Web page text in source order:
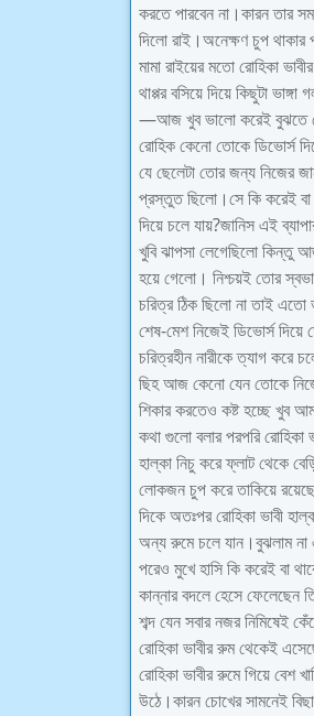
করতে পারবেন না।কারন তার
দিলো রাই।অনেক্ষণ চুপ থাকার
মামা রাইয়ের মতো রোহিকা
থাপ্পর বসিয়ে দিয়ে কিছুটা ভাঙ্গা
—আজ খুব ভালো করেই বুঝতে
রোহিক কেনো তোকে ডিভোর্স
যে ছেলেটা তোর জন্য নিজের
প্রস্তুত ছিলো।সে কি করেই
দিয়ে চলে যায়?জানিস এই
খুবি ঝাপসা লেগেছিলো কিন্তু
হয়ে গেলো। নিশ্চয়ই তোর
চরিত্র ঠিক ছিলো না তাই এতো
শেষ-মেশ নিজেই ডিভোর্স
চরিত্রহীন নারীকে ত্যাগ করে
ছিহ আজ কেনো যেন তোকে
শিকার করতেও কষ্ট হচ্ছে খুব
কথা গুলো বলার পরপরি রোহিকা
হাল্কা নিচু করে ফ্লাট থেকে
লোকজন চুপ করে তাকিয়ে
দিকে অতঃপর রোহিকা ভাবী
অন্য রুমে চলে যান।বুঝলাম
পরেও মুখে হাসি কি করেই বা
কান্নার বদলে হেসে ফেলেছেন
শব্দ যেন সবার নজর নিমিষেই
রোহিকা ভাবীর রুম থেকেই
রোহিকা ভাবীর রুমে গিয়ে বেশ
উঠে।কারন চোখের সামনেই